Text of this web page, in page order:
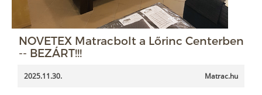
NOVETEX Matracbolt a Lőrinc Centerben
-- BEZÁRT!!!
2025.11.30. Matrac.hu